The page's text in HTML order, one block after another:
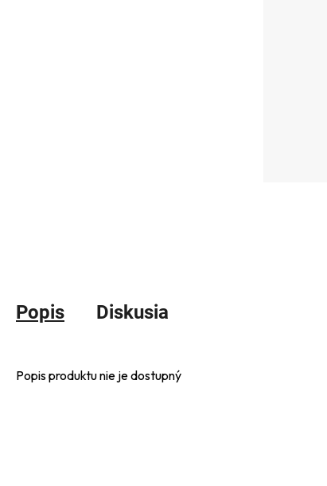
Popis Diskusia
Popis produktu nie je dostupný